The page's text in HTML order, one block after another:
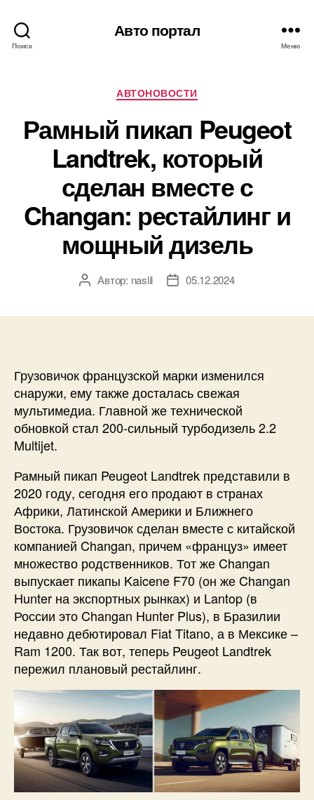
Поиск
Авто портал
Меню
Рубрики
АВТОНОВОСТИ
Рамный пикап Peugeot
Landtrek, который
сделан вместе с
Changan: рестайлинг и
мощный дизель
АвторАвтор: naslil
Дата05.12.2024
Грузовичок французской марки изменился
снаружи, ему также досталась свежая
мультимедиа. Главной же технической
обновкой стал 200-сильный турбодизель 2.2
Multijet.
Рамный пикап Peugeot Landtrek представили в
2020 году, сегодня его продают в странах
Африки, Латинской Америки и Ближнего
Востока. Грузовичок сделан вместе с китайской
компанией Changan, причем «француз» имеет
множество родственников. Тот же Changan
выпускает пикапы Kaicene F70 (он же Changan
Hunter на экспортных рынках) и Lantop (в
России это Changan Hunter Plus), в Бразилии
недавно дебютировал Fiat Titano, а в Мексике –
Ram 1200. Так вот, теперь Peugeot Landtrek
пережил плановый рестайлинг.